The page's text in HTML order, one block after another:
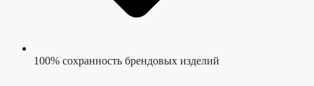
100% сохранность брендовых изделий